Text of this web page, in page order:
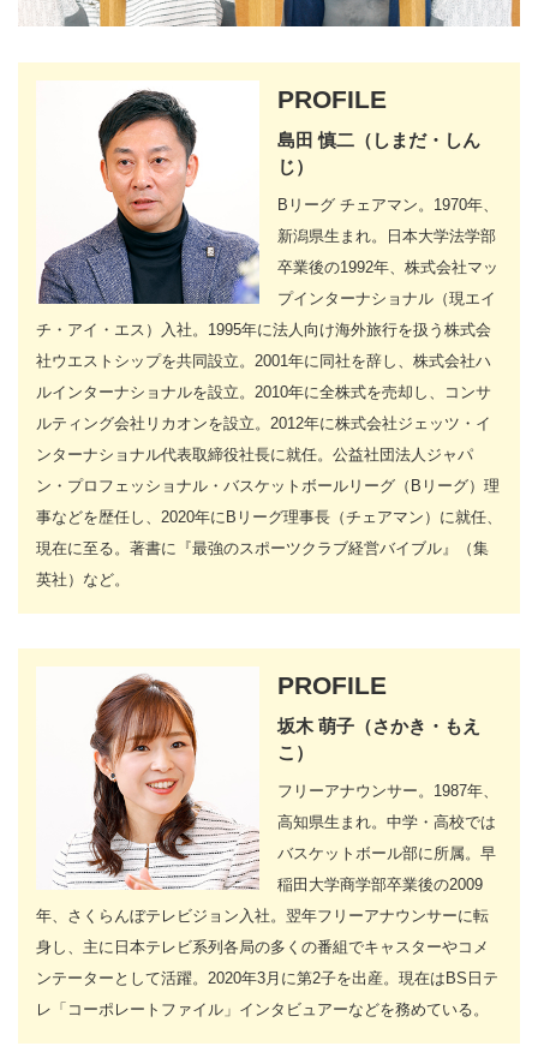
PROFILE
島田 慎二（しまだ・しん
じ）
Bリーグ チェアマン。1970年、
新潟県生まれ。日本大学法学部
卒業後の1992年、株式会社マッ
プインターナショナル（現エイ
チ・アイ・エス）入社。1995年に法人向け海外旅行を扱う株式会
社ウエストシップを共同設立。2001年に同社を辞し、株式会社ハ
ルインターナショナルを設立。2010年に全株式を売却し、コンサ
ルティング会社リカオンを設立。2012年に株式会社ジェッツ・イ
ンターナショナル代表取締役社長に就任。公益社団法人ジャパ
ン・プロフェッショナル・バスケットボールリーグ（Bリーグ）理
事などを歴任し、2020年にBリーグ理事長（チェアマン）に就任、
現在に至る。著書に『最強のスポーツクラブ経営バイブル』（集
英社）など。
PROFILE
坂木 萌子（さかき・もえ
こ）
フリーアナウンサー。1987年、
高知県生まれ。中学・高校では
バスケットボール部に所属。早
稲田大学商学部卒業後の2009
年、さくらんぼテレビジョン入社。翌年フリーアナウンサーに転
身し、主に日本テレビ系列各局の多くの番組でキャスターやコメ
ンテーターとして活躍。2020年3月に第2子を出産。現在はBS日テ
レ「コーポレートファイル」インタビュアーなどを務めている。